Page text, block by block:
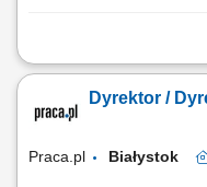
Opis stanowiska Operacyjne
diagnostycznej.
zespołu pracowników
Dyrektor /
Praca.pl Białystok